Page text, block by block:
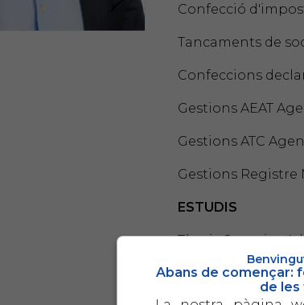
Confecció
Tancaments de
Confeccions
Gestions AEAT
Gestions ATC
Gestions Registre
ESTUDIS
Tècnic Superior
Tècnic
Abans de començar:
de les